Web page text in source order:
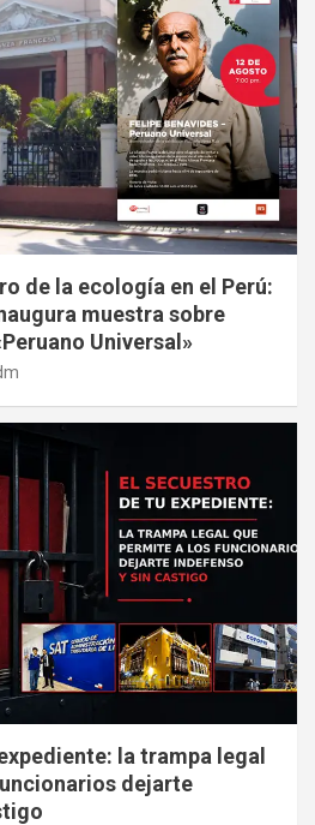
de la ecología en el Perú:
muestra sobre
Universal»
la trampa legal
dejarte